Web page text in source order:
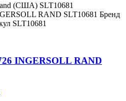
(США) SLT10681
RAND SLT10681 Бренд
SLT10681
INGERSOLL RAND